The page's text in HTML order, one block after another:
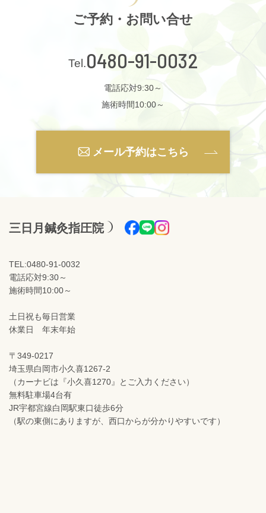
ご予約・お問い合せ
0480-91-0032
電話応対9:30～
施術時間10:00～
メール予約はこちら
三日月鍼灸指圧院
TEL:0480-91-0032
電話応対9:30～
施術時間10:00～
土日祝も毎日営業
休業日 年末年始
〒349-0217
埼玉県白岡市小久喜1267-2
（カーナビは『小久喜1270』とご入力ください）
無料駐車場4台有
JR宇都宮線白岡駅東口徒歩6分
（駅の東側にありますが、西口からが分かりやすいです）